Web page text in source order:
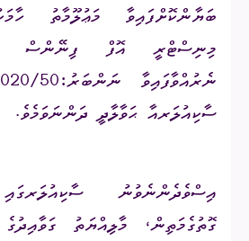
ބަޔާންކޮށްފައިވާ މަޢުލޫމާތު
މިނިސްޓްރީ އޮފް ފިނޭންސް
ނެރުއްވާފައިވާ ނަންބަރު:50
ސާކިއުލަރއާ ޙަވާލާދީ ދަންނަވަމެވެ.
އިސްވެދެންނެވުނު
ގޮތުގެމަތިން، މާލިއްޔަތު ގަވާއިދުގެ